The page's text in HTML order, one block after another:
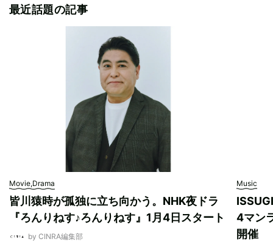
最近話題の記事
Movie,Drama
皆川猿時が孤独に立ち向かう。NHK夜ドラ
『ろんりねす♪ろんりねす』1月4日スタート
by CINRA編集部
Music
4マン
開催